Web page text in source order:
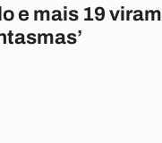
e mais 19 viram